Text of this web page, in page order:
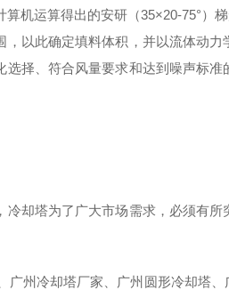
算机运算得出的安研（35×20-75°）
，以此确定填料体积，并以流体动
选择、符合风量要求和达到噪声标
冷却塔为了广大市场需求，必须有
广州冷却塔厂家、广州圆形冷却塔